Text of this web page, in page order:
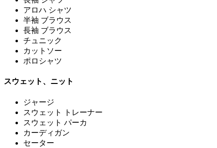
アロハ シャツ
半袖 ブラウス
長袖 ブラウス
チュニック
カットソー
ポロシャツ
スウェット、ニット
ジャージ
スウェット トレーナー
スウェット パーカ
カーディガン
セーター